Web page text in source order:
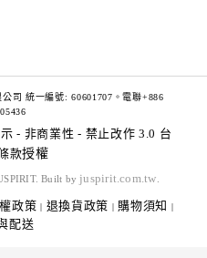
司 統一編號: 60601707。電聯+886
- 非商業性 - 禁止改作 3.0 台
款授權
Built by juspirit.com.tw
政策 | 退換貨政策 | 購物須知 |
配送